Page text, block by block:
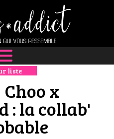
liste
x
: la collab'